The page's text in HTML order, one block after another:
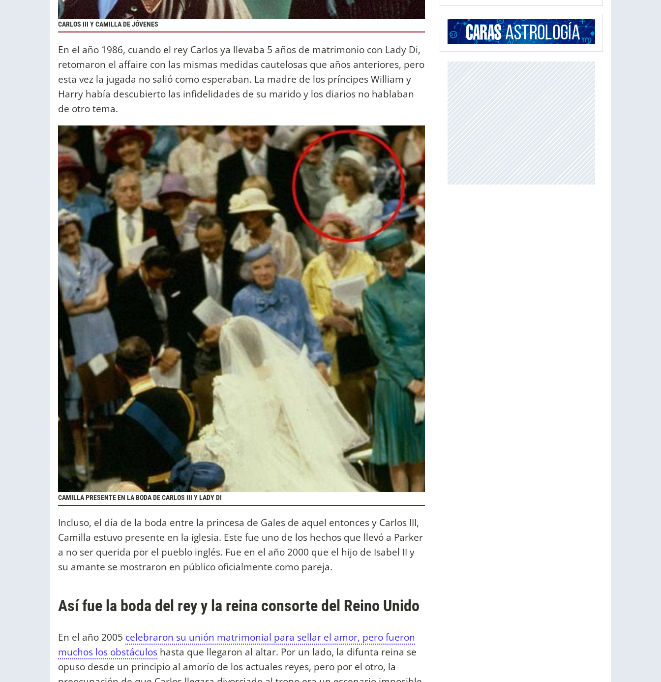
CARLOS III Y CAMILLA DE JÓVENES
En el año 1986, cuando el rey Carlos ya llevaba 5 años de matrimonio con Lady Di,
retomaron el affaire con las mismas medidas cautelosas que años anteriores, pero
esta vez la jugada no salió como esperaban. La madre de los príncipes William y
Harry había descubierto las infidelidades de su marido y los diarios no hablaban
de otro tema.
CAMILLA PRESENTE EN LA BODA DE CARLOS III Y LADY DI
Incluso, el día de la boda entre la princesa de Gales de aquel entonces y Carlos III,
Camilla estuvo presente en la iglesia. Este fue uno de los hechos que llevó a Parker
a no ser querida por el pueblo inglés. Fue en el año 2000 que el hijo de Isabel II y
su amante se mostraron en público oficialmente como pareja.
Así fue la boda del rey y la reina consorte del Reino Unido
En el año 2005 celebraron su unión matrimonial para sellar el amor, pero fueron
muchos los obstáculos hasta que llegaron al altar. Por un lado, la difunta reina se
opuso desde un principio al amorío de los actuales reyes, pero por el otro, la